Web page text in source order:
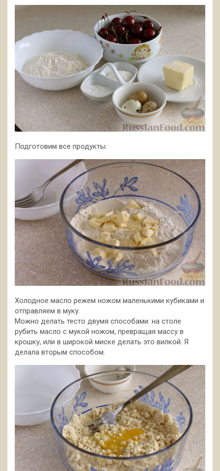
Подготовим все продукты.
Холодное масло режем ножом маленькими кубиками и
отправляем в муку.
Можно делать тесто двумя способами: на столе
рубить масло с мукой ножом, превращая массу в
крошку, или в широкой миске делать это вилкой. Я
делала вторым способом.